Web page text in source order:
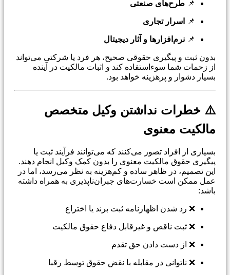
📌 طرح‌های صنعتی
📌 اسرار تجاری
📌 نرم‌افزارها و آثار دیجیتال
بدون ثبت و پیگیری حقوقی صحیح، هر فرد یا شرکتی می‌تواند
از زحمات شما سوءاستفاده کند و اثبات مالکیت در آینده
بسیار دشوار و پرهزینه خواهد بود.
⚠️ خطرات نداشتن وکیل متخصص
مالکیت معنوی
بسیاری از افراد تصور می‌کنند که می‌توانند فرآیند ثبت یا
پیگیری حقوق مالکیت معنوی را بدون کمک وکیل انجام دهند.
این تصمیم، در ظاهر ساده و کم‌هزینه به نظر می‌رسد، اما در
عمل ممکن است خسارت‌های جبران‌ناپذیری به همراه داشته
باشد:
❌ رد شدن اظهارنامه ثبت برند یا اختراع
❌ ثبت ناقص و غیرقابل دفاع حقوق مالکیت
❌ از دست دادن حق تقدم
❌ ناتوانی در مقابله با نقض حقوق توسط رقبا